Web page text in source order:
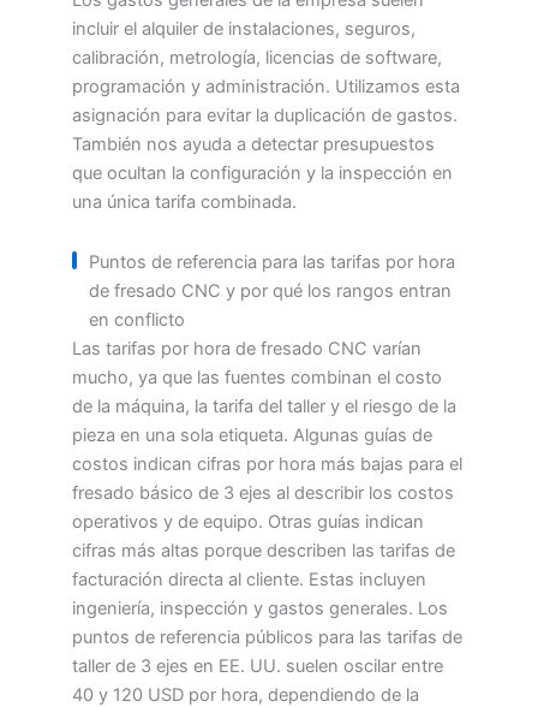
incluir el alquiler de instalaciones, seguros,
calibración, metrología, licencias de software,
programación y administración. Utilizamos esta
asignación para evitar la duplicación de gastos.
También nos ayuda a detectar presupuestos
que ocultan la configuración y la inspección en
una única tarifa combinada.
Puntos de referencia para las tarifas por hora
de fresado CNC y por qué los rangos entran
en conflicto
Las tarifas por hora de fresado CNC varían
mucho, ya que las fuentes combinan el costo
de la máquina, la tarifa del taller y el riesgo de la
pieza en una sola etiqueta. Algunas guías de
costos indican cifras por hora más bajas para el
fresado básico de 3 ejes al describir los costos
operativos y de equipo. Otras guías indican
cifras más altas porque describen las tarifas de
facturación directa al cliente. Estas incluyen
ingeniería, inspección y gastos generales. Los
puntos de referencia públicos para las tarifas de
taller de 3 ejes en EE. UU. suelen oscilar entre
40 y 120 USD por hora, dependiendo de la